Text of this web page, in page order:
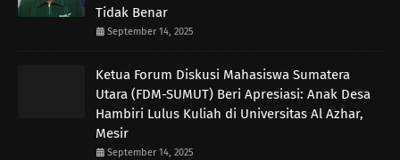
Tidak Benar
September 14, 2025
Ketua Forum Diskusi Mahasiswa Sumatera
Utara (FDM-SUMUT) Beri Apresiasi: Anak Desa
Hambiri Lulus Kuliah di Universitas Al Azhar,
Mesir
September 14, 2025